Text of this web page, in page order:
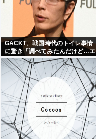
GACKT、戦国時代のトイレ事情
に驚き「調べてみたんだけど…エ
グくない？」